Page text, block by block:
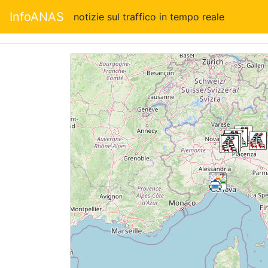
InfoANAS notizie sul traffico in tempo reale